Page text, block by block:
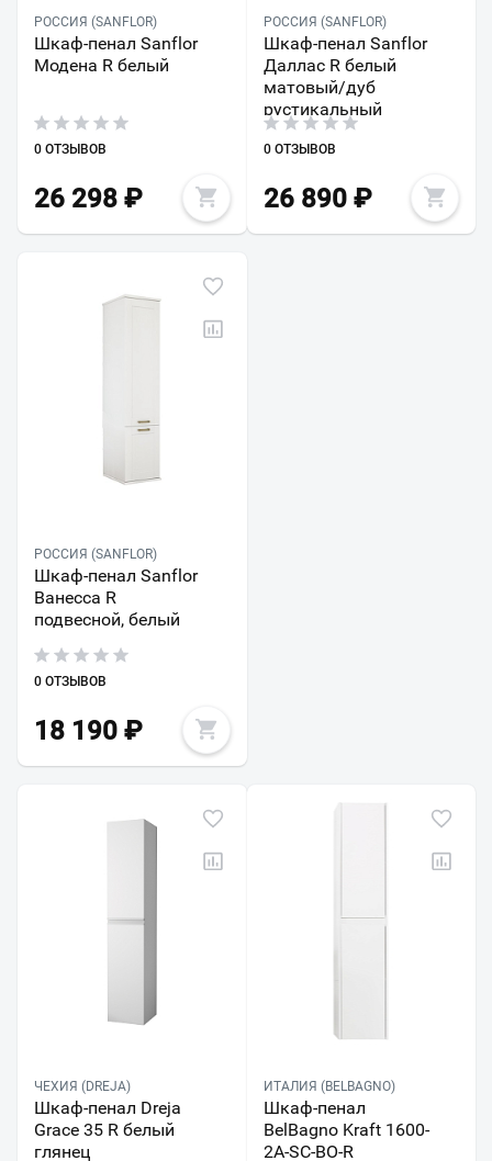
РОССИЯ (SANFLOR)
Шкаф-пенал Sanflor
Модена R белый
0 ОТЗЫВОВ
26 298 ₽
РОССИЯ (SANFLOR)
Шкаф-пенал Sanflor
Даллас R белый
матовый/дуб
рустикальный
0 ОТЗЫВОВ
26 890₽
РОССИЯ (SANFLOR)
Шкаф-пенал Sanflor
Ванесса R
подвесной, белый
0 ОТЗЫВОВ
18 190 ₽
ЧЕХИЯ (DREJA)
Шкаф-пенал Dreja
Grace 35 R белый
глянец
ИТАЛИЯ (BELBAGNO)
Шкаф-пенал
BelBagno Kraft 1600-
2A-SC-BO-R